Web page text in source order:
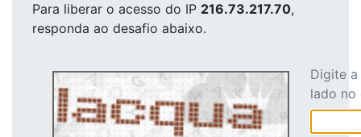
Para liberar o acesso do IP 216.73.217.70,
responda ao desafio abaixo.
Digite
lado no